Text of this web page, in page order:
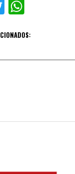
Twitter